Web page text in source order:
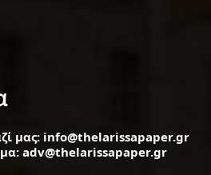
μας: info@thelarissapaper.gr
adv@thelarissapaper.gr